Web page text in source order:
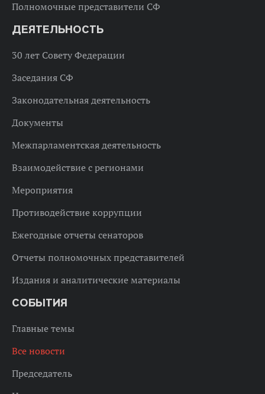
Полномочные представители СФ
ДЕЯТЕЛЬНОСТЬ
30 лет Совету Федерации
Заседания СФ
Законодательная деятельность
Документы
Межпарламентская деятельность
Взаимодействие с регионами
Мероприятия
Противодействие коррупции
Ежегодные отчеты сенаторов
Отчеты полномочных представителей
Издания и аналитические материалы
СОБЫТИЯ
Главные темы
Все новости
Председатель